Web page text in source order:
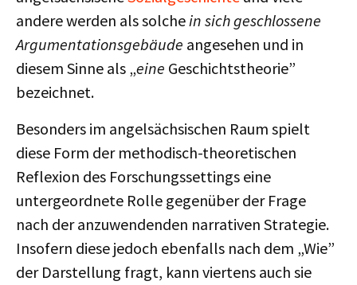
andere werden als solchein sich geschlossene
Argumentationsgebäude angesehen und in
diesem Sinne als „eine Geschichtstheorie”
bezeichnet.
Besonders im angelsächsischen Raum spielt
diese Form der methodisch-theoretischen
Reflexion des Forschungssettings eine
untergeordnete Rolle gegenüber der Frage
nach der anzuwendenden narrativen Strategie.
Insofern diese jedoch ebenfalls nach dem „Wie”
der Darstellung fragt, kann viertens auch sie